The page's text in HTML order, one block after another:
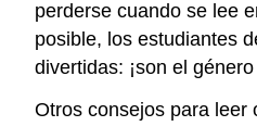
perderse cuando se lee
posible, los estudiantes
divertidas: ¡son el
Otros consejos para leer